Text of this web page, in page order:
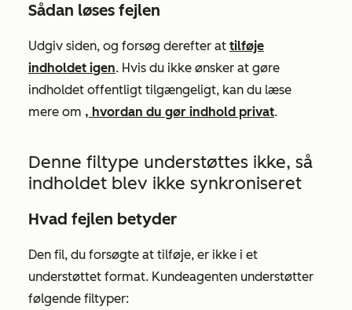
Sådan løses fejlen
Udgiv siden, og forsøg derefter at tilføje
indholdet igen. Hvis du ikke ønsker at gøre
indholdet offentligt tilgængeligt, kan du læse
mere om , hvordan du gør indhold privat.
Denne filtype understøttes ikke, så
indholdet blev ikke synkroniseret
Hvad fejlen betyder
Den fil, du forsøgte at tilføje, er ikke i et
understøttet format. Kundeagenten understøtter
følgende filtyper: